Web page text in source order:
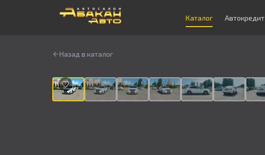
Каталог Автокредит
Назад в каталог